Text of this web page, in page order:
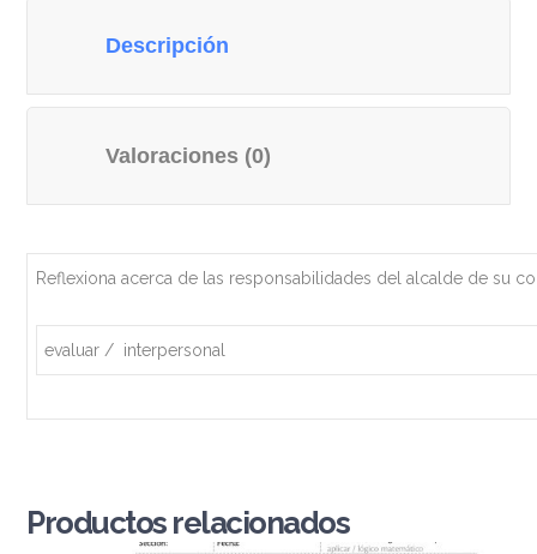
Descripción
Valoraciones (0)
Reflexiona acerca de las responsabilidades del alcalde de su
evaluar / interpersonal
Productos relacionados